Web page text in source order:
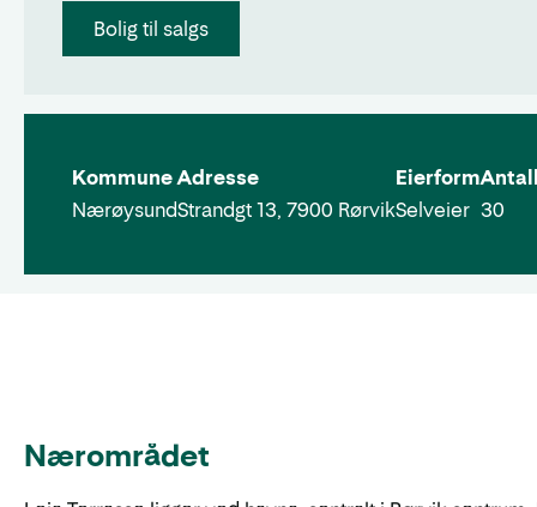
Bolig til salgs
Kommune
Nærøysund
Adresse
Strandgt 13, 7900 Rørvik
Eierform
Selveier 30
Nærområdet